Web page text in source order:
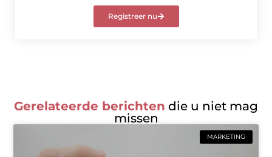
Registreer nu
Gerelateerde berichten die u niet mag
missen
MARKETING